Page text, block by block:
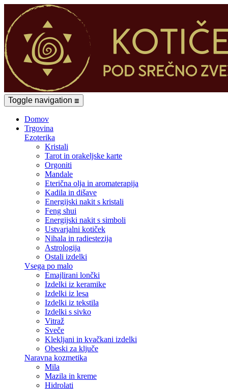
Toggle navigation ☰
Domov
Trgovina
Ezoterika
Kristali
Tarot in orakeljske karte
Orgoniti
Mandale
Eterična olja in aromaterapija
Kadila in dišave
Energijski nakit s kristali
Feng shui
Energijski nakit s simboli
Ustvarjalni kotiček
Nihala in radiestezija
Astrologija
Ostali izdelki
Vsega po malo
Emajlirani lončki
Izdelki iz keramike
Izdelki iz lesa
Izdelki iz tekstila
Izdelki s sivko
Vitraž
Sveče
Klekljani in kvačkani izdelki
Obeski za ključe
Naravna kozmetika
Mila
Mazila in kreme
Hidrolati